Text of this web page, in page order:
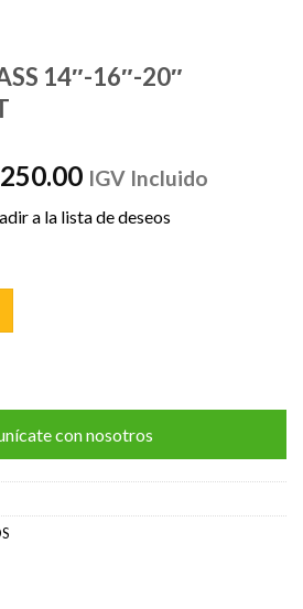
14″-16″-20″
El
actual
IGV Incluido
a la lista de deseos
con nosotros